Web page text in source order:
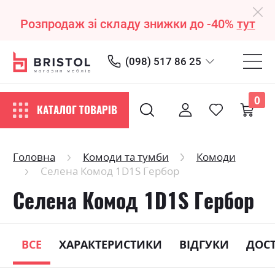
Розпродаж зі складу знижки до -40% тут
(098) 517 86 25
КАТАЛОГ ТОВАРІВ
0
Головна Комоди та тумби
Комоди
Селена Комод 1D1S Гербор
Селена Комод 1D1S Гербор
ВСЕ ХАРАКТЕРИСТИКИ ВІДГУКИ